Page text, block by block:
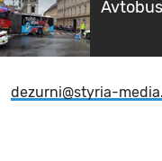
dezurni@styria-